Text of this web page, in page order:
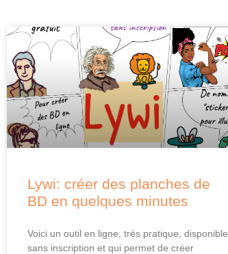
Lywi: créer des planches de
BD en quelques minutes
Voici un outil en ligne, très pratique, disponible
sans inscription et qui permet de créer